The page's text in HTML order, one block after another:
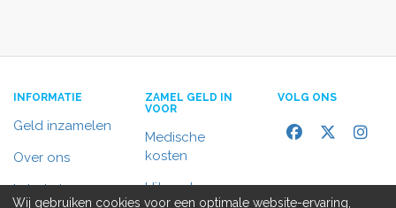
INFORMATIE
Geld inzamelen
Over ons
In het nieuws
ZAMEL GELD IN
VOOR
Medische
kosten
Uitvaart
VOLG ONS
Wij gebruiken cookies voor een optimale website-ervaring,